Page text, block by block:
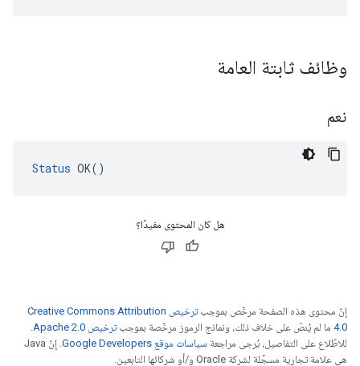
وظائف ثابتة العامة
نعم
Status OK()
هل كان المحتوى مفيدًا؟
إنّ محتوى هذه الصفحة مرخّص بموجب
ترخيص Creative Commons Attribution
4.0‏ ما لم يُنصّ على خلاف ذلك، ونماذج الرموز مرخّصة بموجبترخيص Apache 2.0‏
.
للاطّلاع على التفاصيل، يُرجى مراجعة سياسات موقع Google Developers‏
. إنّ Java
هي علامة تجارية مسجَّلة لشركة Oracle و/أو شركائها التابعين.